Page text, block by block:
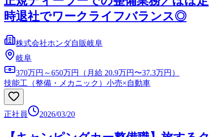
時退社でワークライフバランス◎
株式会社ホンダ自販岐阜
岐阜
370万円～650万円（月給 20.9万円〜37.3万円）
技能工（整備・メカニック） 小売×自動車
正社員 2026/03/20